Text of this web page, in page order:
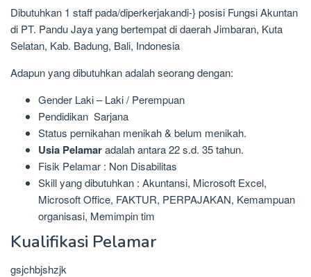
Dibutuhkan 1 staff pada/diperkerjakandi-} posisi Fungsi Akuntan
di PT. Pandu Jaya yang bertempat di daerah Jimbaran, Kuta
Selatan, Kab. Badung, Bali, Indonesia
Adapun yang dibutuhkan adalah seorang dengan:
Gender Laki – Laki / Perempuan
Pendidikan Sarjana
Status pernikahan menikah & belum menikah.
Usia Pelamaradalah antara 22 s.d. 35 tahun.
Fisik Pelamar : Non Disabilitas
Skill yang dibutuhkan : Akuntansi, Microsoft Excel,
Microsoft Office, FAKTUR, PERPAJAKAN, Kemampuan
organisasi, Memimpin tim
Kualifikasi Pelamar
gsjchbjshzjk